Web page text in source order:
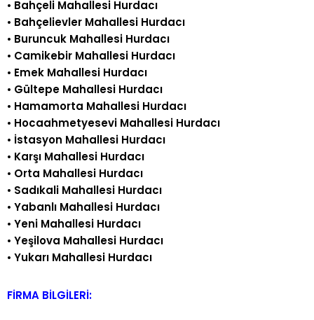
• Bahçeli Mahallesi Hurdacı
• Bahçelievler Mahallesi Hurdacı
• Buruncuk Mahallesi Hurdacı
• Camikebir Mahallesi Hurdacı
• Emek Mahallesi Hurdacı
• Gültepe Mahallesi Hurdacı
• Hamamorta Mahallesi Hurdacı
• Hocaahmetyesevi Mahallesi Hurdacı
• İstasyon Mahallesi Hurdacı
• Karşı Mahallesi Hurdacı
• Orta Mahallesi Hurdacı
• Sadıkali Mahallesi Hurdacı
• Yabanlı Mahallesi Hurdacı
• Yeni Mahallesi Hurdacı
• Yeşilova Mahallesi Hurdacı
• Yukarı Mahallesi Hurdacı
FİRMA BİLGİLERİ: